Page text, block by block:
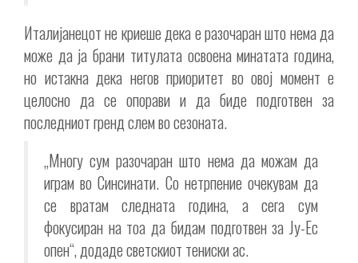
Италијанецот не криеше дека е разочаран што нема да
може да ја брани титулата освоена минатата година,
но истакна дека негов приоритет во овој момент е
целосно да се опорави и да биде подготвен за
последниот гренд слем во сезоната.
„Многу сум разочаран што нема да можам да
играм во Синсинати. Со нетрпение очекувам да
се вратам следната година, а сега сум
фокусиран на тоа да бидам подготвен за Ју-Ес
опен“, додаде светскиот тениски ас.